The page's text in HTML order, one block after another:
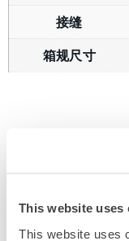
This website uses
This website uses
接缝
箱规尺寸